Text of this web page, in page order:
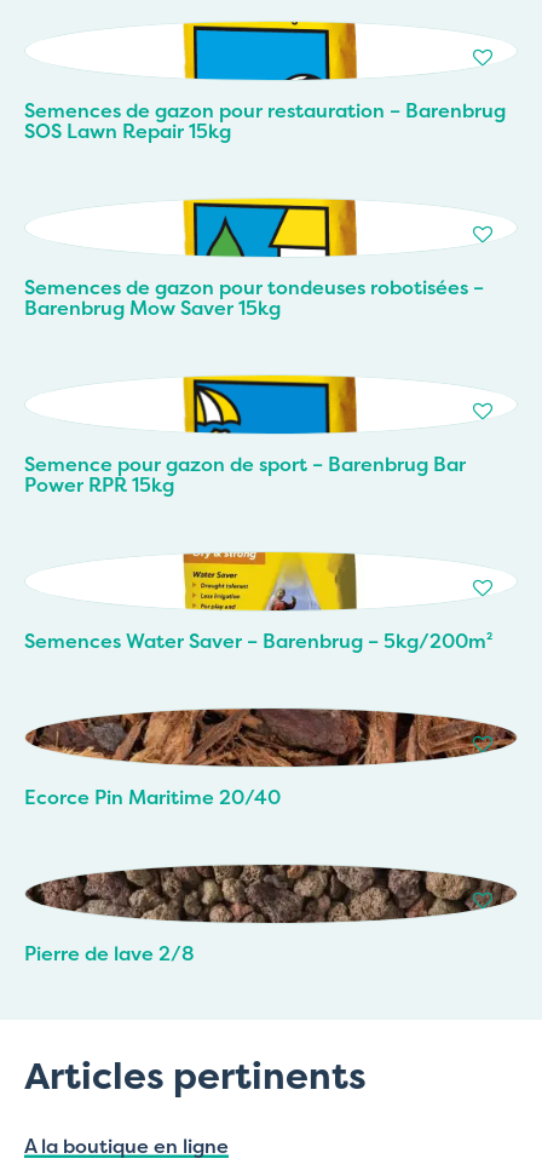
Semences de gazon pour restauration – Barenbrug
SOS Lawn Repair 15kg
Semences de gazon pour tondeuses robotisées –
Barenbrug Mow Saver 15kg
Semence pour gazon de sport – Barenbrug Bar
Power RPR 15kg
Semences Water Saver – Barenbrug – 5kg/200m²
Ecorce Pin Maritime 20/40
Pierre de lave 2/8
Articles pertinents
A la boutique en ligne